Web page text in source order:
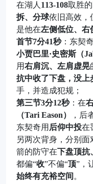
在湖人 113-108取胜
拆、分球依旧高效，
是他在左侧低位、右
首节7分41秒：东契
小贾巴里·史密斯（
用右肩沉、左肩虚晃
抗中收了下盘，没上
手，并造成犯规；
第三节3分12秒：在
（Tari Eason）
，后
东契奇用 后仰中投在
另两次背身，分别面
箭的防守在下盘顶抗
都偏“收”不偏“顶”，
始终有充裕空间 。